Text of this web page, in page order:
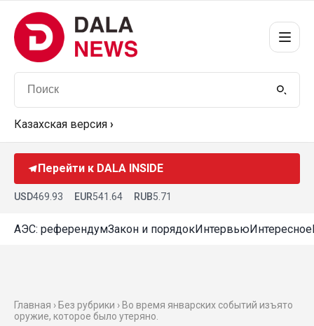
Казахская версия ›
Перейти к DALA INSIDE
USD469.93 EUR541.64 RUB5.71
АЭС: референдумЗакон и порядокИнтервьюИнтересное
Главная › Без рубрики › Во время январских событий изъято
оружие, которое было утеряно.